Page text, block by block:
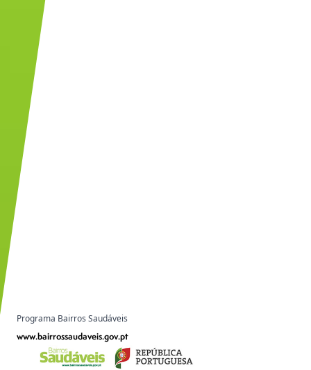
Programa Bairros Saudáveis
www.bairrossaudaveis.gov.pt